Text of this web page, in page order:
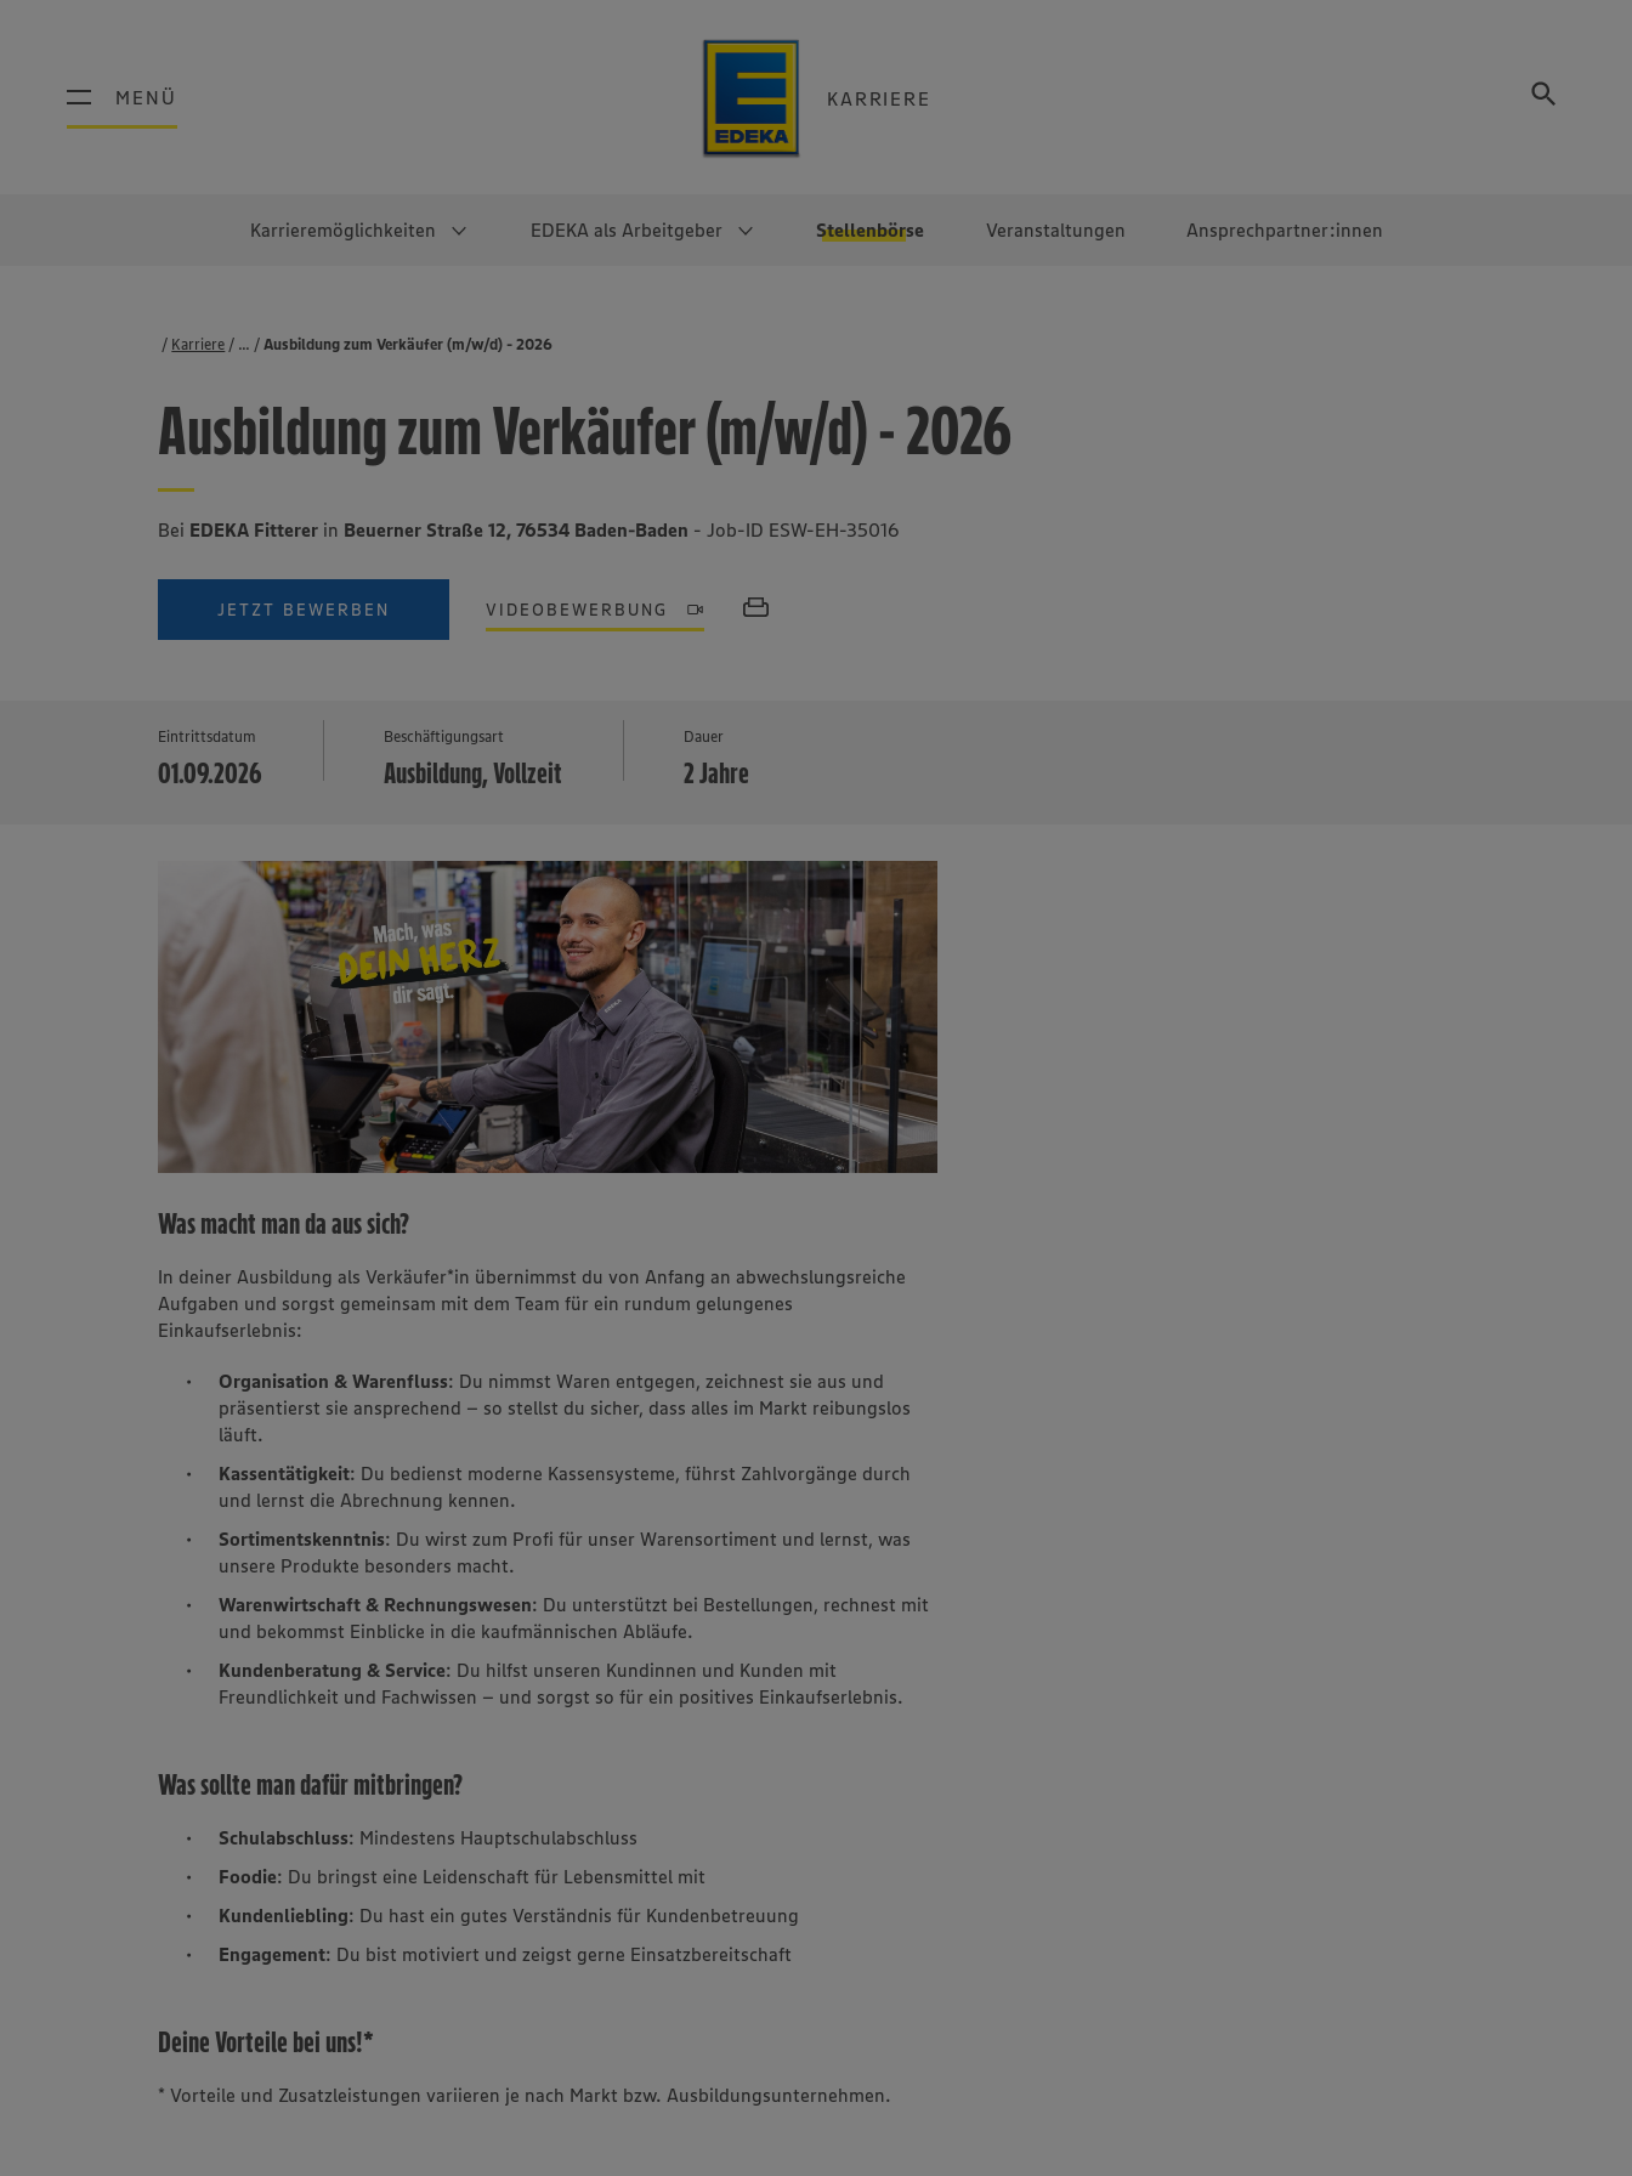
MENÜ KARRIERE
MENÜ
Karrieremöglichkeiten EDEKA als Arbeitgeber Stellenbörse Veranstaltungen Ansprechpartner:innen
Schülerpraktikum Abschlussarbeiten
Werkstudierendentätigkeit
Direkteinstieg
Noch Fragen?
Selbstständig mit EDEKA
Faires Gehalt
Diversität
Lebensmittelproduktion
Lager & Logistik
EDEKA-Zentrale
EDEKA Fruchtkontor
EDEKA-
Regionalgesellschaften
Karriere Stellenbörse
Ausbildung zum Verkäufer (m/w/d) - 2026
...
Ausbildung zum Verkäufer (m/w/d) - 2026
Bei EDEKA Fitterer in Beuerner Straße 12, 76534 Baden-Baden - Job-ID ESW-EH-35016
JETZT BEWERBEN VIDEOBEWERBUNG
Eintrittsdatum
01.09.2026
Beschäftigungsart
Ausbildung, Vollzeit
Dauer
2 Jahre
Was macht man da aus sich?
In deiner Ausbildung als Verkäufer*in übernimmst du von Anfang an abwechslungsreiche
Aufgaben und sorgst gemeinsam mit dem Team für ein rundum gelungenes
Einkaufserlebnis:
Organisation & Warenfluss: Du nimmst Waren entgegen, zeichnest sie aus und
präsentierst sie ansprechend – so stellst du sicher, dass alles im Markt reibungslos
läuft.
Kassentätigkeit: Du bedienst moderne Kassensysteme, führst Zahlvorgänge durch
und lernst die Abrechnung kennen.
Sortimentskenntnis: Du wirst zum Profi für unser Warensortiment und lernst, was
unsere Produkte besonders macht.
Warenwirtschaft & Rechnungswesen: Du unterstützt bei Bestellungen, rechnest mit
und bekommst Einblicke in die kaufmännischen Abläufe.
Kundenberatung & Service: Du hilfst unseren Kundinnen und Kunden mit
Freundlichkeit und Fachwissen – und sorgst so für ein positives Einkaufserlebnis.
Was sollte man dafür mitbringen?
Schulabschluss: Mindestens Hauptschulabschluss
Foodie: Du bringst eine Leidenschaft für Lebensmittel mit
Kundenliebling: Du hast ein gutes Verständnis für Kundenbetreuung
Engagement: Du bist motiviert und zeigst gerne Einsatzbereitschaft
Deine Vorteile bei uns!*
* Vorteile und Zusatzleistungen variieren je nach Markt bzw. Ausbildungsunternehmen.